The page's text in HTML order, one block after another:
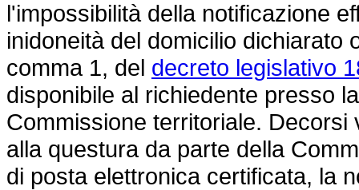
l'impossibilità della notificazione
inidoneità del domicilio dichiarato
comma 1, del decreto legislativo
disponibile al richiedente presso
Commissione territoriale.
alla questura da parte della
di posta elettronica certificata, la